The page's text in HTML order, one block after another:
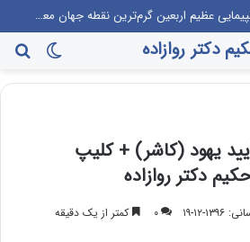
خیلی اتفاقی! مسیر راهپیمایی عظیم اربعین گرم‌ترین نقطه جهان معرفی می‌شود!
تغییر
پوسته
دکتر روازاده
یهود (کاشر) + کلیپ
دکتر روازاده
۱۲-۱۹ ۰ کمتر از یک دقیقه